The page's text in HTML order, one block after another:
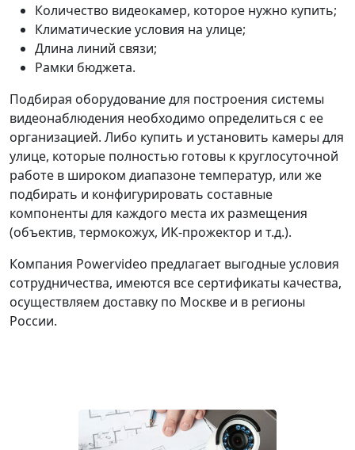
Количество видеокамер, которое нужно купить;
Климатические условия на улице;
Длина линий связи;
Рамки бюджета.
Подбирая оборудование для построения системы
видеонаблюдения необходимо определиться с ее
организацией. Либо купить и установить камеры для
улице, которые полностью готовы к круглосуточной
работе в широком диапазоне температур, или же
подбирать и конфигурировать составные
компоненты для каждого места их размещения
(объектив, термокожух, ИК-прожектор и т.д.).
Компания Powervideo предлагает выгодные условия
сотрудничества, имеются все сертификаты качества,
осуществляем доставку по Москве и в регионы
России.